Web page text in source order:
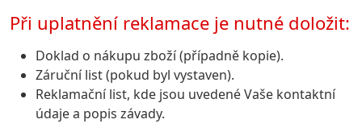
Při uplatnění reklamace je nutné doložit:
Doklad o nákupu zboží (případně kopie).
Záruční list (pokud byl vystaven).
Reklamační list, kde jsou uvedené Vaše kontaktní
údaje a popis závady.